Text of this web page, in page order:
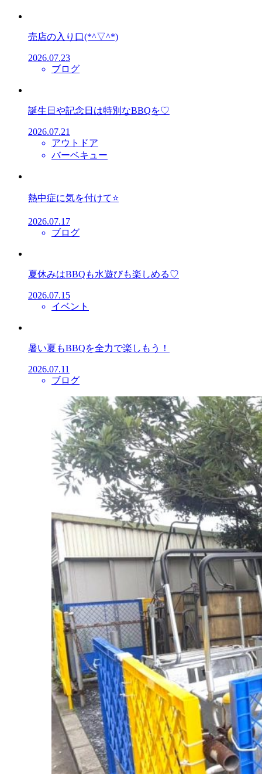
売店の入り口(*^▽^*)
2026.07.23
ブログ
誕生日や記念日は特別なBBQを♡
2026.07.21
アウトドア
バーベキュー
熱中症に気を付けて⭐
2026.07.17
ブログ
夏休みはBBQも水遊びも楽しめる♡
2026.07.15
イベント
暑い夏もBBQを全力で楽しもう！
2026.07.11
ブログ